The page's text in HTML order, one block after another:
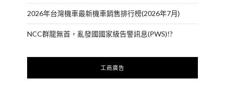
2026年台灣機車最新機車銷售排行榜(2026年7月)
NCC群龍無首，亂發國國家級告警訊息(PWS)!?
工商廣告